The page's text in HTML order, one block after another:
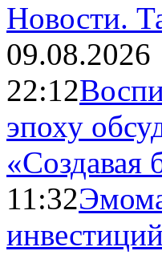
Новости.
09.08.2026
22:12
эпоху
«Создавая
11:32